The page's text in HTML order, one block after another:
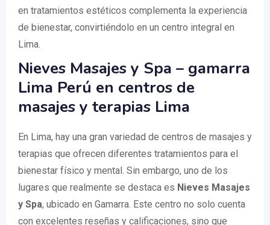
en tratamientos estéticos complementa la experiencia
de bienestar, convirtiéndolo en un centro integral en
Lima.
Nieves Masajes y Spa – gamarra
Lima Perú en centros de
masajes y terapias Lima
En Lima, hay una gran variedad de centros de masajes y
terapias que ofrecen diferentes tratamientos para el
bienestar físico y mental. Sin embargo, uno de los
lugares que realmente se destaca es Nieves Masajes
y Spa, ubicado en Gamarra. Este centro no solo cuenta
con excelentes reseñas y calificaciones, sino que